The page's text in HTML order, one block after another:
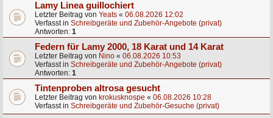
Lamy Linea guillochiert
Letzter Beitrag von Yeats « 06.08.2026 12:02
Verfasst in Schreibgeräte und Zubehör-Angebote (privat)
Antworten: 1
Federn für Lamy 2000, 18 Karat und 14 Karat
Letzter Beitrag von Nino « 06.08.2026 10:53
Verfasst in Schreibgeräte und Zubehör-Angebote (privat)
Antworten: 1
Tintenproben altrosa gesucht
Letzter Beitrag von krokusknospe « 06.08.2026 10:28
Verfasst in Schreibgeräte und Zubehör-Gesuche (privat)